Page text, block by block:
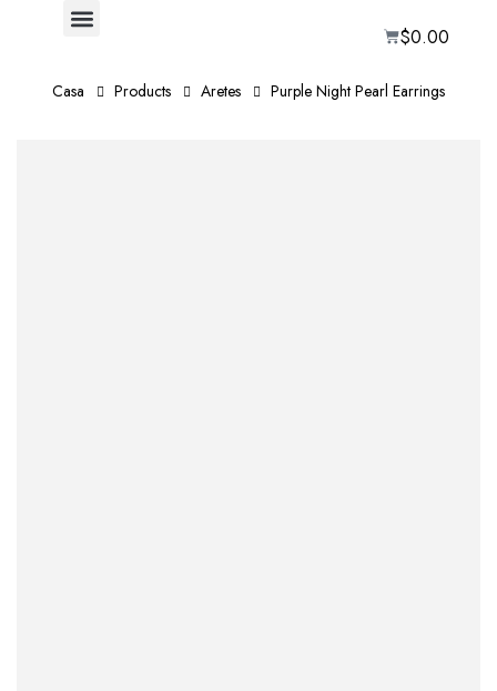
$0.00
Casa Products Aretes Purple Night Pearl Earrings